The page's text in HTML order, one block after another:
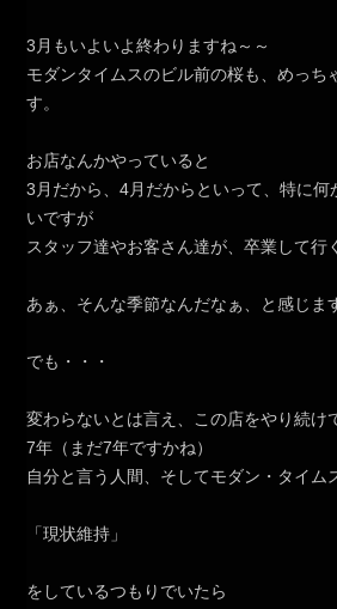
3月もいよいよ終わりますね～～
モダンタイムスのビル前の桜も、めっち
す。
お店なんかやっていると
3月だから、4月だからといって、特に何
いですが
スタッフ達やお客さん達が、卒業して行
あぁ、そんな季節なんだなぁ、と感じま
でも・・・
変わらないとは言え、この店をやり続け
7年（まだ7年ですかね）
自分と言う人間、そしてモダン・タイム
「現状維持」
をしているつもりでいたら